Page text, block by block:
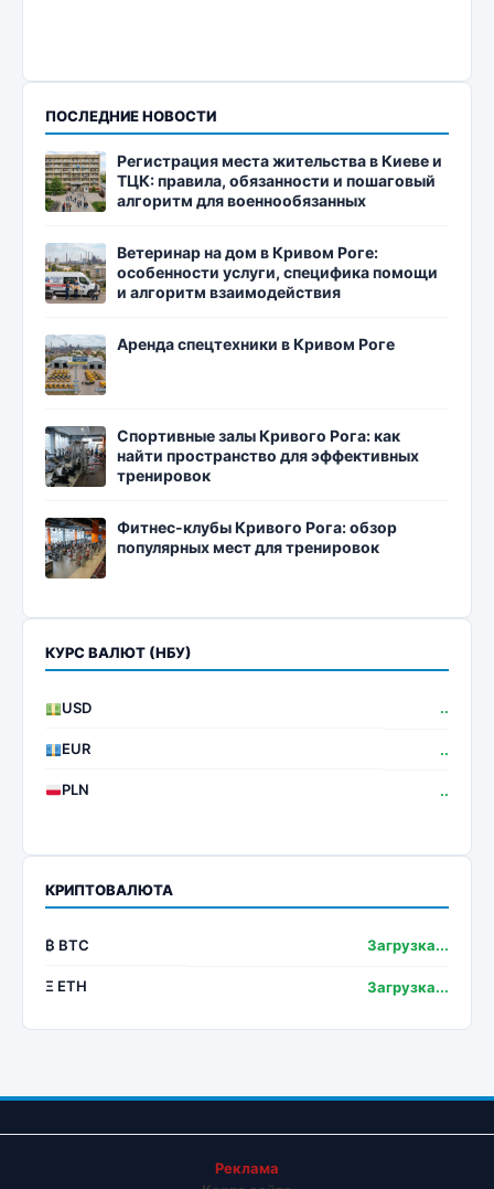
ПОСЛЕДНИЕ НОВОСТИ
Регистрация места жительства в Киеве и
ТЦК: правила, обязанности и пошаговый
алгоритм для военнообязанных
Ветеринар на дом в Кривом Роге:
особенности услуги, специфика помощи
и алгоритм взаимодействия
Аренда спецтехники в Кривом Роге
Спортивные залы Кривого Рога: как
найти пространство для эффективных
тренировок
Фитнес-клубы Кривого Рога: обзор
популярных мест для тренировок
КУРС ВАЛЮТ (НБУ)
USD ..
EUR ..
PLN ..
КРИПТОВАЛЮТА
₿ BTC Загрузка...
Ξ ETH Загрузка...
Реклама